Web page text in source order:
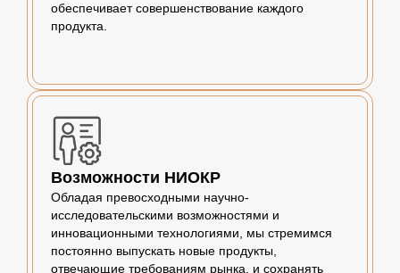
обеспечивает совершенствование каждого
продукта.
Возможности НИОКР
Обладая превосходными научно-
исследовательскими возможностями и
инновационными технологиями, мы стремимся
постоянно выпускать новые продукты,
отвечающие требованиям рынка, и сохранять